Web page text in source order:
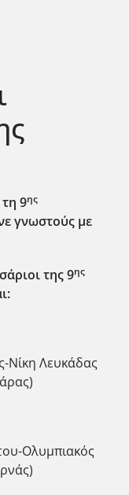
9ης
γνωστούς με
της 9ης
Νίκη Λευκάδας
Ολυμπιακός